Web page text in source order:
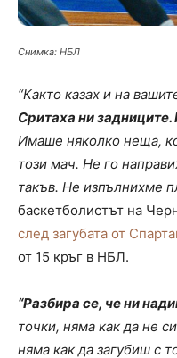
Снимка: НБЛ
“Както казах и на
Сритаха ни
Имаше няколко неща,
този мач. Не го
такъв. Не изпълнихме
баскетболистът на
след загубата от
от 15 кръг в НБЛ.
“Разбира се, че ни
точки, няма как да не
няма как да загубиш с